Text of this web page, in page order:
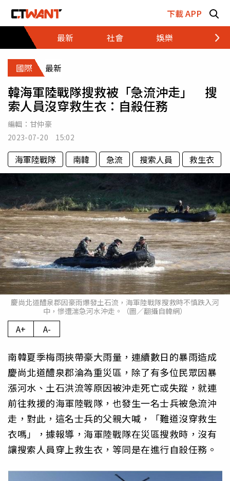
下載 APP
最新
社會 娛樂 財經
國際 最新
韓海軍陸戰隊搜救被「急流沖走」 搜
索人員沒穿救生衣：自殺任務
編輯： 甘仲豪
2023-07-20 15:02
海軍陸戰隊 南韓 急流 搜索人員 救生衣
慶尚北道醴泉郡因豪雨爆發土石流，海軍陸戰隊搜救時不慎跌入河
中，慘遭湍急河水沖走。（圖／翻攝自韓網）
A+ A-
南韓夏季梅雨挾帶豪大雨量，連續數日的暴雨造成
慶尚北道醴泉郡淪為重災區，除了有多位民眾因暴
漲河水、土石洪流等原因被沖走死亡或失蹤，就連
前往救援的海軍陸戰隊，也發生一名士兵被急流沖
走，對此，這名士兵的父親大喊，「難道沒穿救生
衣嗎」，據報導，海軍陸戰隊在災區搜救時，沒有
讓搜索人員穿上救生衣，等同是在進行自殺任務。